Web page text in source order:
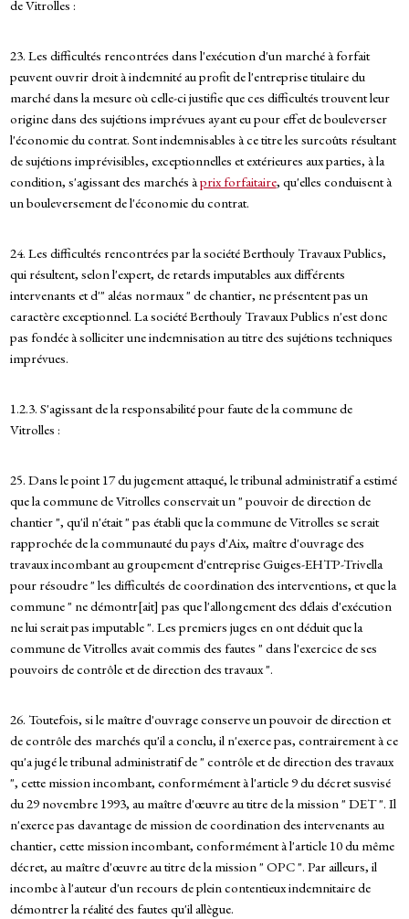
de Vitrolles :
23. Les difficultés rencontrées dans l'exécution d'un marché à forfait
peuvent ouvrir droit à indemnité au profit de l'entreprise titulaire du
marché dans la mesure où celle-ci justifie que ces difficultés trouvent leur
origine dans des sujétions imprévues ayant eu pour effet de bouleverser
l'économie du contrat. Sont indemnisables à ce titre les surcoûts résultant
de sujétions imprévisibles, exceptionnelles et extérieures aux parties, à la
condition, s'agissant des marchés àprix forfaitaire, qu'elles conduisent à
un bouleversement de l'économie du contrat.
24. Les difficultés rencontrées par la société Berthouly Travaux Publics,
qui résultent, selon l'expert, de retards imputables aux différents
intervenants et d'" aléas normaux " de chantier, ne présentent pas un
caractère exceptionnel. La société Berthouly Travaux Publics n'est donc
pas fondée à solliciter une indemnisation au titre des sujétions techniques
imprévues.
1.2.3. S'agissant de la responsabilité pour faute de la commune de
Vitrolles :
25. Dans le point 17 du jugement attaqué, le tribunal administratif a estimé
que la commune de Vitrolles conservait un " pouvoir de direction de
chantier ", qu'il n'était " pas établi que la commune de Vitrolles se serait
rapprochée de la communauté du pays d'Aix, maître d'ouvrage des
travaux incombant au groupement d'entreprise Guiges-EHTP-Trivella
pour résoudre " les difficultés de coordination des interventions, et que la
commune " ne démontr[ait] pas que l'allongement des délais d'exécution
ne lui serait pas imputable ". Les premiers juges en ont déduit que la
commune de Vitrolles avait commis des fautes " dans l'exercice de ses
pouvoirs de contrôle et de direction des travaux ".
26. Toutefois, si le maître d'ouvrage conserve un pouvoir de direction et
de contrôle des marchés qu'il a conclu, il n'exerce pas, contrairement à ce
qu'a jugé le tribunal administratif de " contrôle et de direction des travaux
", cette mission incombant, conformément à l'article 9 du décret susvisé
du 29 novembre 1993, au maître d'œuvre au titre de la mission " DET ". Il
n'exerce pas davantage de mission de coordination des intervenants au
chantier, cette mission incombant, conformément à l'article 10 du même
décret, au maître d'œuvre au titre de la mission " OPC ". Par ailleurs, il
incombe à l'auteur d'un recours de plein contentieux indemnitaire de
démontrer la réalité des fautes qu'il allègue.